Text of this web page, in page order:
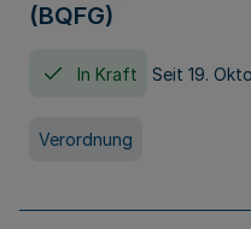
(BQFG)
In Kraft Seit 19.
Verordnung